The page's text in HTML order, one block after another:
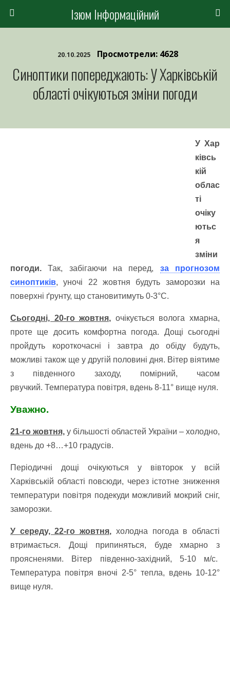
Ізюм Інформаційний
20.10.2025 Просмотрели: 4628
Синоптики попереджають: У Харківській
області очікуються зміни погоди
У Хар
ківсь
кій
облас
ті
очіку
ютьс
я
зміни
погоди. Так, забігаючи на перед, за прогнозом
синоптиків, уночі 22 жовтня будуть заморозки на
поверхні ґрунту, що становитимуть 0-3°С.
Сьогодні, 20-го жовтня, очікується волога хмарна,
проте ще досить комфортна погода. Дощі сьогодні
пройдуть короткочасні і завтра до обіду будуть,
можливі також ще у другій половині дня. Вітер віятиме
з південного заходу, помірний, часом
рвучкий. Температура повітря, вдень 8-11° вище нуля.
Уважно.
21-го жовтня, у більшості областей України – холодно,
вдень до +8…+10 градусів.
Періодичні дощі очікуються у вівторок у всій
Харківській області повсюди, через істотне зниження
температури повітря подекуди можливий мокрий сніг,
заморозки.
У середу, 22-го жовтня, холодна погода в області
втримається. Дощі припиняться, буде хмарно з
проясненями. Вітер південно-західний, 5-10 м/с.
Температура повітря вночі 2-5° тепла, вдень 10-12°
вище нуля.